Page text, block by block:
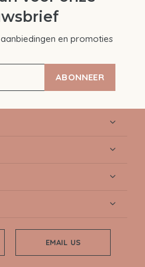
en promoties
ABONNEER
EMAIL US